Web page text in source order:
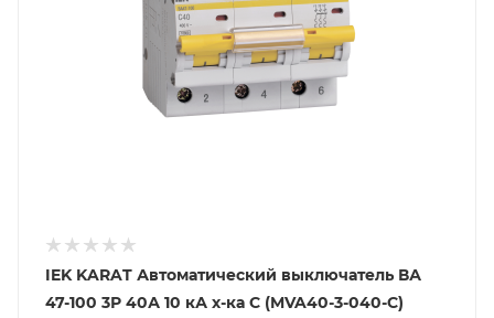
IEK KARAT Автоматический выключатель ВА
47-100 3Р 40А 10 кА х-ка С (MVA40-3-040-C)